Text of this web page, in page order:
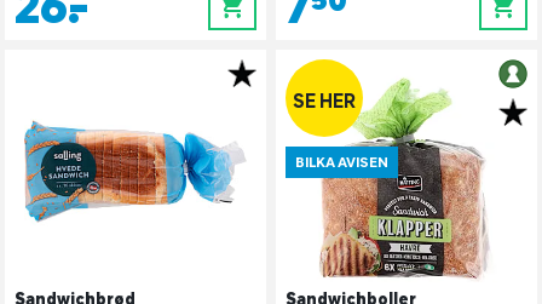
0 0
Sandwichbrød
SE HER
BILKA AVISEN
Sandwichboller